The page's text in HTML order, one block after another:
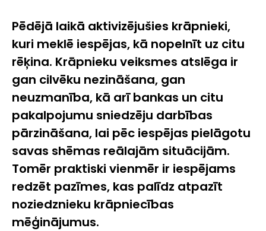
Pēdējā laikā aktivizējušies krāpnieki,
kuri meklē iespējas, kā nopelnīt uz citu
rēķina. Krāpnieku veiksmes atslēga ir
gan cilvēku nezināšana, gan
neuzmanība, kā arī bankas un citu
pakalpojumu sniedzēju darbības
pārzināšana, lai pēc iespējas pielāgotu
savas shēmas reālajām situācijām.
Tomēr praktiski vienmēr ir iespējams
redzēt pazīmes, kas palīdz atpazīt
noziedznieku krāpniecības
mēģinājumus.